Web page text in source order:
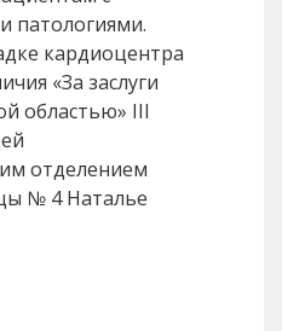
патологиями.
кардиоцентра
«За заслуги
областью» III
отделением
№ 4 Наталье